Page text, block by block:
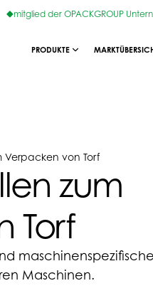
mitglied der OPACKGROUP
PRODUKTE
Verpacken von Torf
zum
Torf
Maschinen.